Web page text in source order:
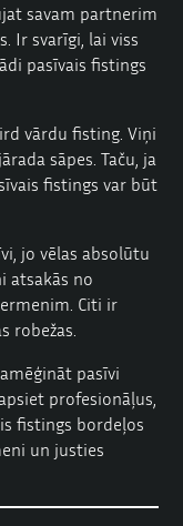
savam partnerim
Ir svarīgi, lai viss
pasīvais fistings
vārdu fisting. Viņi
sāpes. Taču, ja
fistings var būt
jo vēlas absolūtu
atsakās no
Citi ir
robežas.
pasīvi
profesionāļus,
fistings bordeļos
un justies